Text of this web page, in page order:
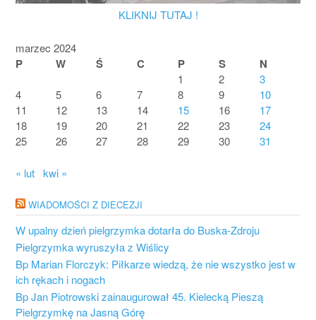
KLIKNIJ TUTAJ !
marzec 2024
P W Ś C P S N
1 2
3
4
5 6 7 8 9
10
11
12 13 14 15 16
17
18
19 20 21 22 23
24
25
26 27 28 29 30 31
« lut kwi »
WIADOMOŚCI Z DIECEZJI
W upalny dzień pielgrzymka dotarła do Buska-Zdroju
Pielgrzymka wyruszyła z Wiślicy
Bp Marian Florczyk: Piłkarze wiedzą, że nie wszystko jest w
ich rękach i nogach
Bp Jan Piotrowski zainaugurował 45. Kielecką Pieszą
Pielgrzymkę na Jasną Górę